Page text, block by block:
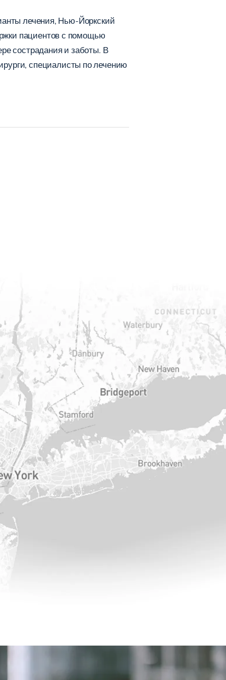
лечения, Нью-Йоркский
пациентов с помощью
сострадания и заботы. В
специалисты по лечению